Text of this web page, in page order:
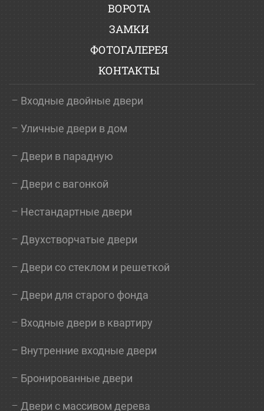
ВОРОТА
ЗАМКИ
ФОТОГАЛЕРЕЯ
КОНТАКТЫ
Входные двойные двери
Уличные двери в дом
Двери в парадную
Двери с вагонкой
Нестандартные двери
Двухстворчатые двери
Двери со стеклом и решеткой
Двери для старого фонда
Входные двери в квартиру
Внутренние входные двери
Бронированные двери
Двери с массивом дерева